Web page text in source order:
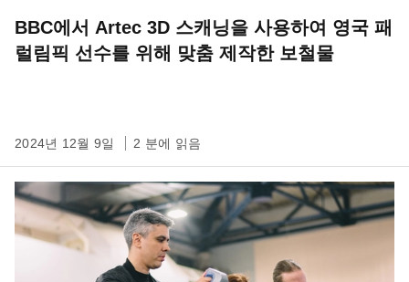
BBC에서 Artec 3D 스캐닝을 사용하여 영국 패
럴림픽 선수를 위해 맞춤 제작한 보철물
2024년 12월 9일 2 분에 읽음